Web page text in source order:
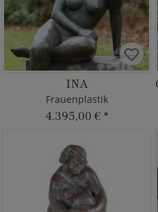
INA
Frauenplastik
4.395,00 € *